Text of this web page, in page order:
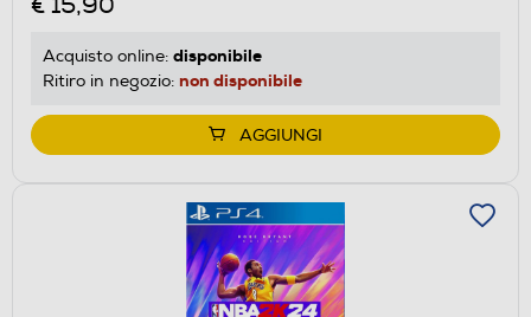
Acquisto online: disponibile
Ritiro in negozio: non disponibile
AGGIUNGI